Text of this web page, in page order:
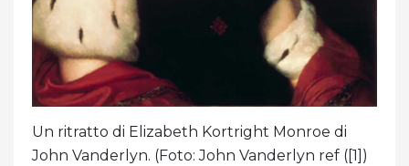
Un ritratto di Elizabeth Kortright Monroe di
John Vanderlyn. (Foto: John Vanderlyn ref ([1])